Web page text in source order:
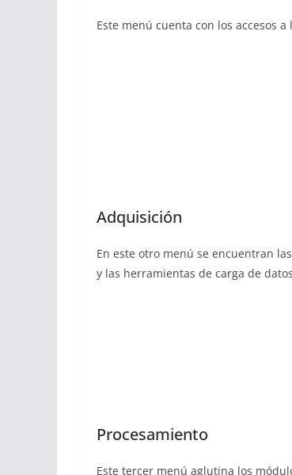
Este menú cuenta con los accesos
Adquisición
En este otro menú se encuentran
y las herramientas de carga de
Procesamiento
Este tercer menú aglutina los